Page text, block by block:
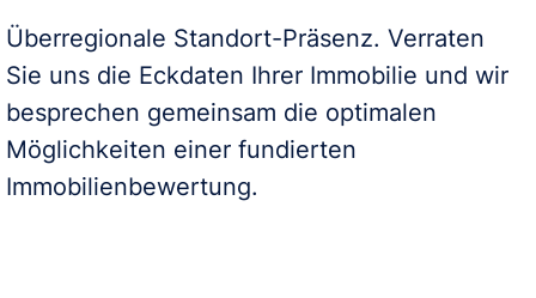
Überregionale Standort-Präsenz. Verraten
Sie uns die Eckdaten Ihrer Immobilie und wir
besprechen gemeinsam die optimalen
Möglichkeiten einer fundierten
Immobilienbewertung.